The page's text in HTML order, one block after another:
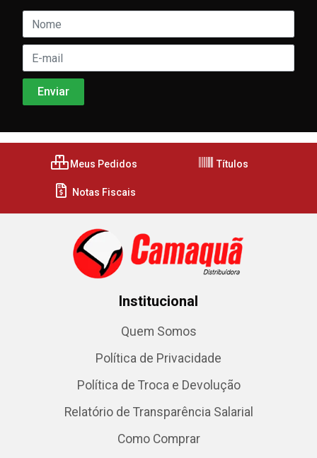
Meus Pedidos Títulos
Notas Fiscais
Institucional
Quem Somos
Política de Privacidade
Política de Troca e Devolução
Relatório de Transparência Salarial
Como Comprar